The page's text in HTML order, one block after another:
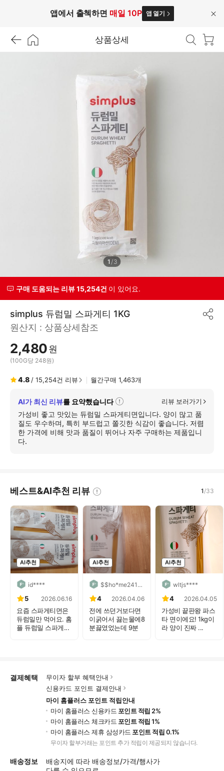
앱에서 출첵하면 매일 10P 앱 열기
닫
상품상세
1/3
구매 도움되는 리뷰 15,254건 이 있어요.
simplus 듀럼밀 스파게티 1KG
원산지 : 상품상세참조
2,480원
(100G당 248원)
4.8 / 15,254건 리뷰 월간구매 1,463개
AI가 최신 리뷰를 요약했습니다
자
세
히
보
리뷰 보러가기
가성비 좋고 맛있는 듀럼밀 스파게티면입니다. 양이 많고 품
질도 우수하며, 특히 부드럽고 쫄깃한 식감이 좋습니다. 저렴
한 가격에 비해 맛과 품질이 뛰어나 자주 구매하는 제품입니
다.
공
베스트&AI추천 리뷰 1/33
AI추천
id****
5 2026.06.16
요즘 스파게티면은
듀럼밀만 먹어요. 홈
플 듀럼밀 스파게...
AI추천
$$ho*me241****
4 2026.04.06
전에 쓰던거보다면
이굵어서 끓는물에8
분끓였었는데 9분
AI추천
wltjs****
4 2026.04.05
가성비 끝판왕 파스
타 면이에요! 1kg이
라 양이 진짜 ...
결제혜택
무이자 할부 혜택안내
신용카드 포인트 결제안내
마이 홈플러스 포인트 적립안내
마이 홈플러스 신용카드 포인트 적립 2%
마이 홈플러스 체크카드 포인트 적립 1%
마이 홈플러스 제휴 삼성카드 포인트 적립 0.1%
무이자 할부거래는 포인트 추가 적립이 제공되지 않습니다.
배송정보
배송지에 따라 배송정보/가격/행사가